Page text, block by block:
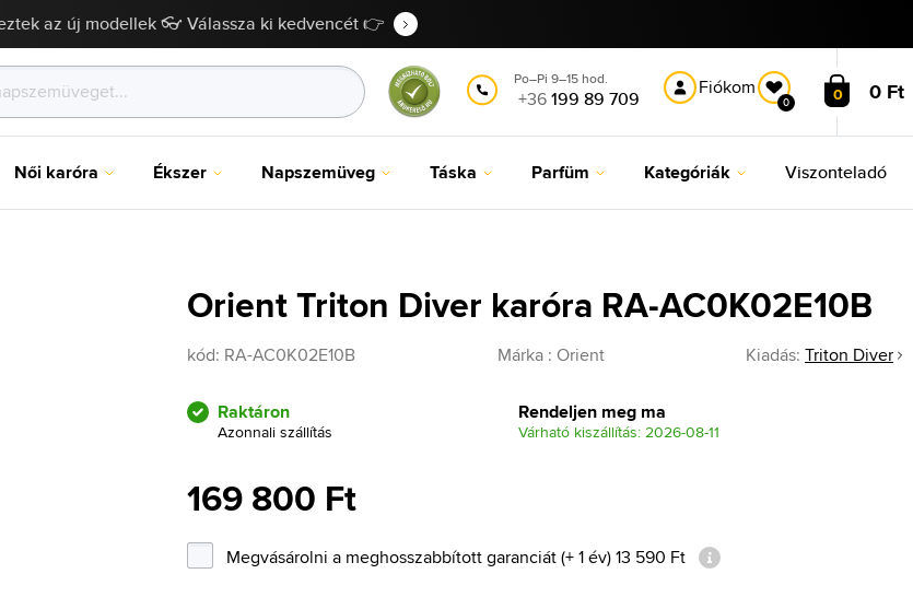
az új modellek 👓 Válassza ki kedvencét 👉
Po–Pi 9–15 hod.
+36199 89 709 Fiókom
0 0 0 Ft
Női karóra Ékszer Napszemüveg Táska Parfüm Kategóriák Viszonteladó
Orient Triton Diver karóra RA-AC0K02E10B
kód: RA-AC0K02E10B Márka : Orient Kiadás: Triton Diver
Raktáron
Azonnali szállítás
Rendeljen meg ma
Várható kiszállítás: 2026-08-11
169 800 Ft
Megvásárolni a meghosszabbított garanciát (+ 1 év) 13 590 Ft